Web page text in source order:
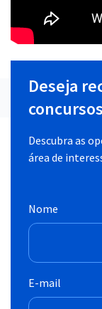
Deseja
Descubra as
área de
Nome
E-mail